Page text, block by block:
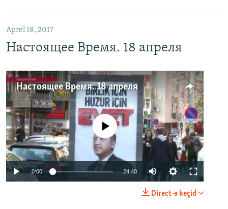
Aprel 18, 2017
Настоящее Время. 18 апреля
Настоящее Время. 18 апреля
No media source currently available
0:00 24:40
Direct-ə keçid